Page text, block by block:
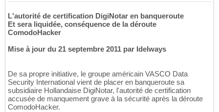
L'autorité de certification DigiNotar en banqueroute
Et sera liquidée, conséquence de la déroute
ComodoHacker
Mise à jour du 21 septembre 2011 par Idelways
De sa propre initiative, le groupe américain VASCO Data
Security International vient de placer en banqueroute sa
subsidiaire Hollandaise DigiNotar, l'autorité de certification
accusée de manquement grave à la sécurité après la déroute
ComodoHacker.